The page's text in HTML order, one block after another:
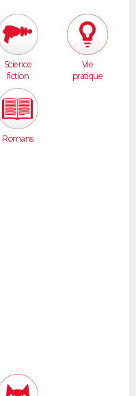
Science
fiction
Vie
pratique
Romans